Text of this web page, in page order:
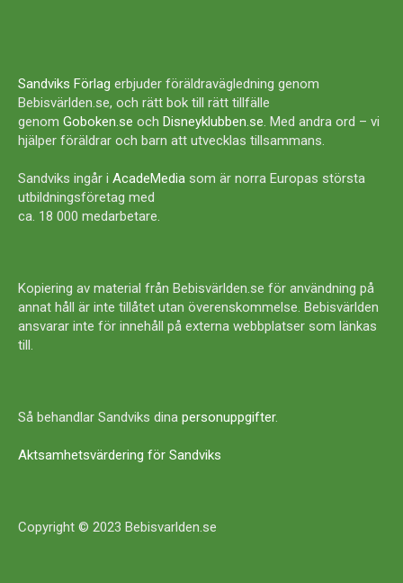
Sandviks Förlag erbjuder föräldravägledning genom
Bebisvärlden.se, och rätt bok till rätt tillfälle
genom Goboken.se och Disneyklubben.se. Med andra ord – vi
hjälper föräldrar och barn att utvecklas tillsammans.
Sandviks ingår i AcadeMedia som är norra Europas största
utbildningsföretag med
ca. 18 000 medarbetare.
Kopiering av material från Bebisvärlden.se för användning på
annat håll är inte tillåtet utan överenskommelse. Bebisvärlden
ansvarar inte för innehåll på externa webbplatser som länkas
till.
Så behandlar Sandviks dina personuppgifter.
Aktsamhetsvärdering för Sandviks
Copyright © 2023 Bebisvarlden.se